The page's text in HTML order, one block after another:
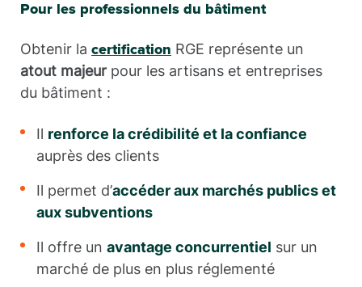
Pour les professionnels du bâtiment
Obtenir la certification RGE représente un
atout majeur pour les artisans et entreprises
du bâtiment :
Il renforce la crédibilité et la confiance
auprès des clients
Il permet d’accéder aux marchés publics et
aux subventions
Il offre un avantage concurrentiel sur un
marché de plus en plus réglementé